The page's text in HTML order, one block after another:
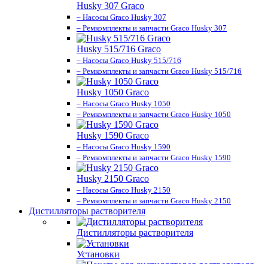
Husky 307 Graco
– Насосы Graco Husky 307
– Ремкомплекты и запчасти Graco Husky 307
Husky 515/716 Graco
– Насосы Graco Husky 515/716
– Ремкомплекты и запчасти Graco Husky 515/716
Husky 1050 Graco
– Насосы Graco Husky 1050
– Ремкомплекты и запчасти Graco Husky 1050
Husky 1590 Graco
– Насосы Graco Husky 1590
– Ремкомплекты и запчасти Graco Husky 1590
Husky 2150 Graco
– Насосы Graco Husky 2150
– Ремкомплекты и запчасти Graco Husky 2150
Дистилляторы растворителя
Дистилляторы растворителя
Установки